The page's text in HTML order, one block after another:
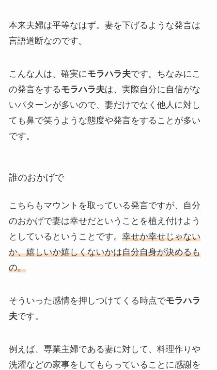
本来夫婦は平等なはず。妻を下げるような発言は
言語道断なのです。
こんな人は、確実にモラハラ夫です。ちなみにこ
の発言をするモラハラ夫は、実際自分に自信がな
いパターンが多いので、妻だけでなく他人に対し
ても鼻で笑うような態度や発言をすることが多い
です。
誰のおかげで
こちらもマウントを取っている発言ですが、自分
のおかげで妻は幸せだということを植え付けよう
としているということです。 幸せか幸せじゃない
か、嬉しいか嬉しくないかは自分自身が決めるも
の。
そういった感情を押しつけてくる時点でモラハラ
夫です。
例えば、専業主婦である妻に対して、料理作りや
洗濯などの家事をしてもらっていることに感謝を